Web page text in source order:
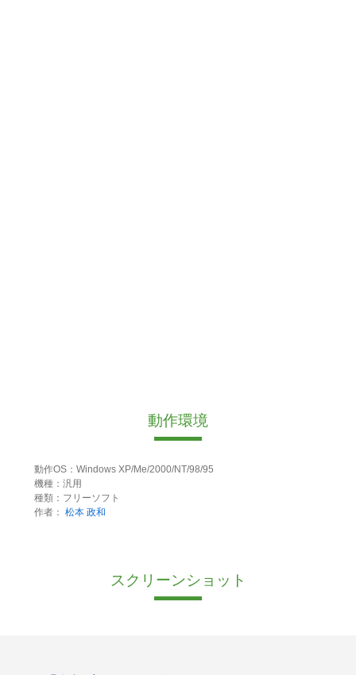
動作環境
動作OS：Windows XP/Me/2000/NT/98/95
機種：汎用
種類：フリーソフト
作者： 松本 政和
スクリーンショット